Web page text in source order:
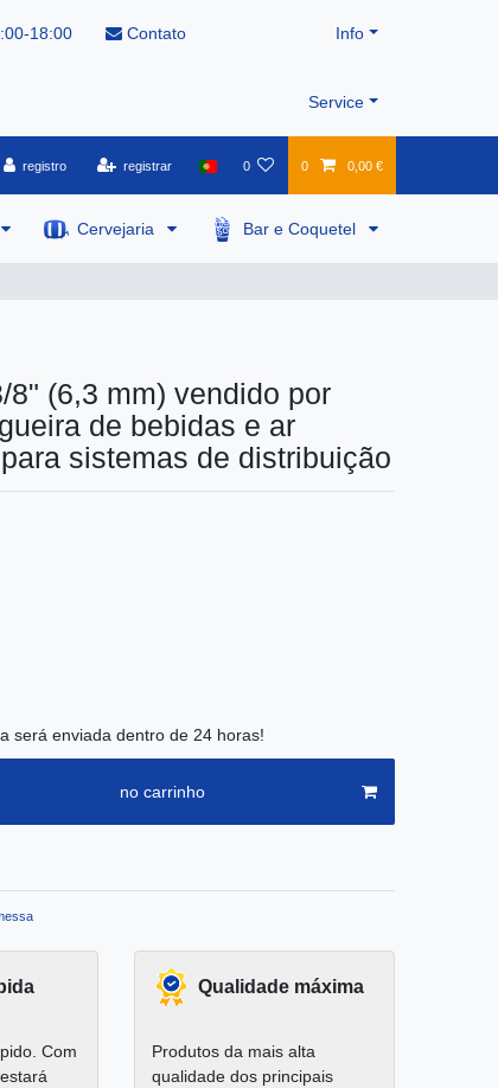
18:00 Contato Info
Service
registro registrar 0 0 0,00 €
Cervejaria Bar e Coquetel
8" (6,3 mm) vendido por
de bebidas e ar
sistemas de distribuição
será enviada dentro de 24 horas!
no carrinho
Com
Qualidade máxima
Produtos da mais alta
qualidade dos principais